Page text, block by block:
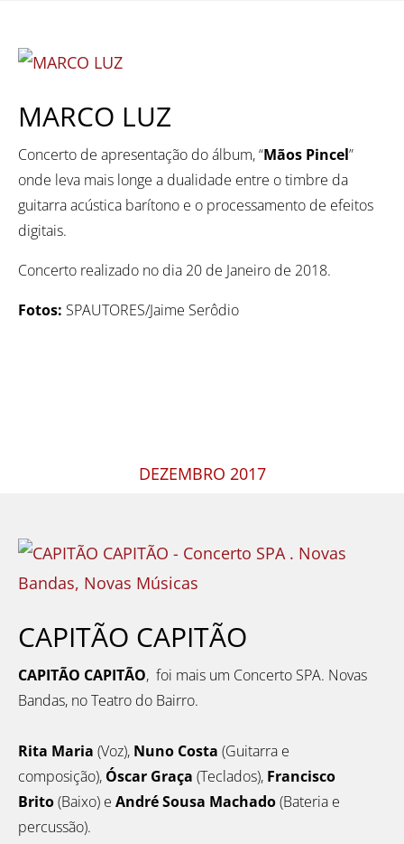
MARCO LUZ
Concerto de apresentação do álbum, “Mãos Pincel”
onde leva mais longe a dualidade entre o timbre da
guitarra acústica barítono e o processamento de efeitos
digitais.
Concerto realizado no dia 20 de Janeiro de 2018.
Fotos: SPAUTORES/Jaime Serôdio
DEZEMBRO 2017
CAPITÃO CAPITÃO
CAPITÃO CAPITÃO, foi mais um Concerto SPA. Novas
Bandas, no Teatro do Bairro.
Rita Maria (Voz), Nuno Costa (Guitarra e
composição), Óscar Graça (Teclados), Francisco
Brito(Baixo) e André Sousa Machado(Bateria e
percussão).